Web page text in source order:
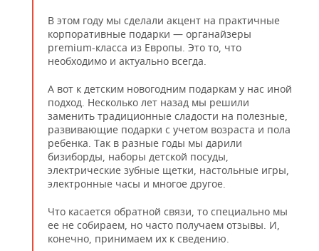
В этом году мы сделали акцент на практичные
корпоративные подарки — органайзеры
premium-класса из Европы. Это то, что
необходимо и актуально всегда.
А вот к детским новогодним подаркам у нас иной
подход. Несколько лет назад мы решили
заменить традиционные сладости на полезные,
развивающие подарки с учетом возраста и пола
ребенка. Так в разные годы мы дарили
бизиборды, наборы детской посуды,
электрические зубные щетки, настольные игры,
электронные часы и многое другое.
Что касается обратной связи, то специально мы
ее не собираем, но часто получаем отзывы. И,
конечно, принимаем их к сведению.